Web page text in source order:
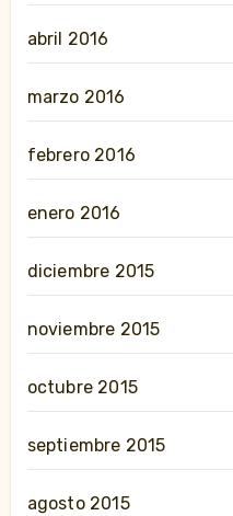
abril 2016
marzo 2016
febrero 2016
enero 2016
diciembre 2015
noviembre 2015
octubre 2015
septiembre 2015
agosto 2015